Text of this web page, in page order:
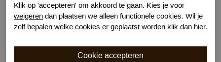
Klik op 'accepteren' om akkoord te gaan. Kies je voor
weigeren dan plaatsen we alleen functionele cookies. Wil je
zelf bepalen welke cookies er geplaatst worden klik dan hier.